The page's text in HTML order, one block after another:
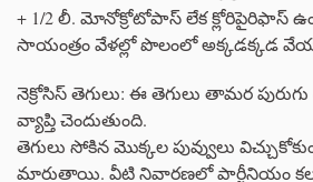
+ 1/2 లీ. మోనోక్రోటోపాస్ లేక క్లోరిపైరిఫాస్
సాయంత్రం వేళల్లో పొలంలో అక్కడక్కడ
నెక్రోసిస్ తెగులు: ఈ తెగులు తామర
వ్యాప్తి చెందుతుంది.
తెగులు సోకిన మొక్కల పువ్వులు
మారుతాయి. వీటి నివారణలో పార్టీనియం